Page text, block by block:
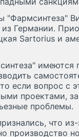
"Фармсинтеза"
из Германии.
Sartorius и
имеются
если вопрос
проектами,
проблемы.
что
производство